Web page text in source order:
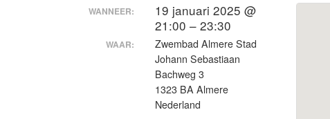
WANNEER:
19 januari 2025 @
21:00 – 23:30
WAAR:
Zwembad Almere Stad
Johann Sebastiaan
Bachweg 3
1323 BA Almere
Nederland